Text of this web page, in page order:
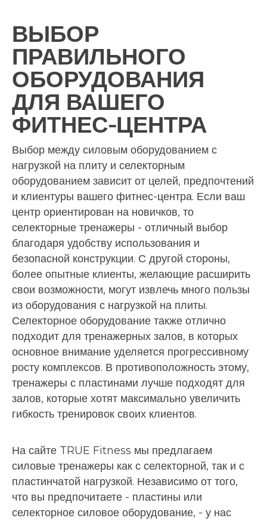
ВЫБОР
ПРАВИЛЬНОГО
ОБОРУДОВАНИЯ
ДЛЯ ВАШЕГО
ФИТНЕС-ЦЕНТРА
Выбор между силовым оборудованием с
нагрузкой на плиту и селекторным
оборудованием зависит от целей, предпочтений
и клиентуры вашего фитнес-центра. Если ваш
центр ориентирован на новичков, то
селекторные тренажеры - отличный выбор
благодаря удобству использования и
безопасной конструкции. С другой стороны,
более опытные клиенты, желающие расширить
свои возможности, могут извлечь много пользы
из оборудования с нагрузкой на плиты.
Селекторное оборудование также отлично
подходит для тренажерных залов, в которых
основное внимание уделяется прогрессивному
росту комплексов. В противоположность этому,
тренажеры с пластинами лучше подходят для
залов, которые хотят максимально увеличить
гибкость тренировок своих клиентов.
На сайте TRUE Fitness мы предлагаем
силовые тренажеры как с селекторной, так и с
пластинчатой нагрузкой. Независимо от того,
что вы предпочитаете - пластины или
селекторное силовое оборудование, - у нас